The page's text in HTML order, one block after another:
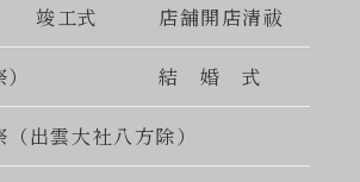
竣工式 店舗開店清祓
結 婚 式
出雲大社八方除）